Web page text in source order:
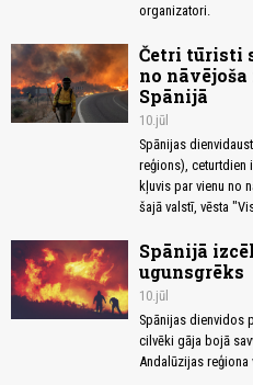
organizatori.
Četri tūristi
no
Spānijā
10.jūl
Spānijas
reģions), ceturtdien
kļuvis par vienu no
šajā valstī, vēsta
Spānijā
ugunsgrēks
10.jūl
Spānijas dienvidos
cilvēki gāja bojā
Andalūzijas reģiona